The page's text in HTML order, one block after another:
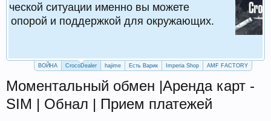
именно вы можете
для окружающих.
ВОЙНА CrocoDealer hajime Есть Варик Imperia Shop AMF FACTORY
Моментальный обмен |Аренда карт -
SIM | Обнал | Прием платежей